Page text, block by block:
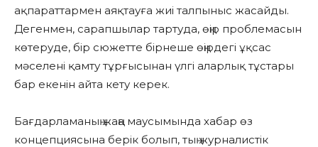
ақпараттармен аяқтауға жиі талпыныс жасайды.
Дегенмен, сарапшылар тартуда, өңір проблемасын
көтеруде, бір сюжетте бірнеше өңірдегі ұқсас
мәселені қамту тұрғысынан үлгі аларлық тұстары
бар екенін айта кету керек.
Бағдарламаның жаңа маусымында хабар өз
концепциясына берік болып, тың журналистік